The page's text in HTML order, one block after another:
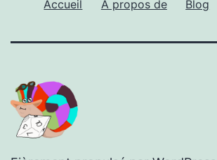
Accueil À propos de Blog